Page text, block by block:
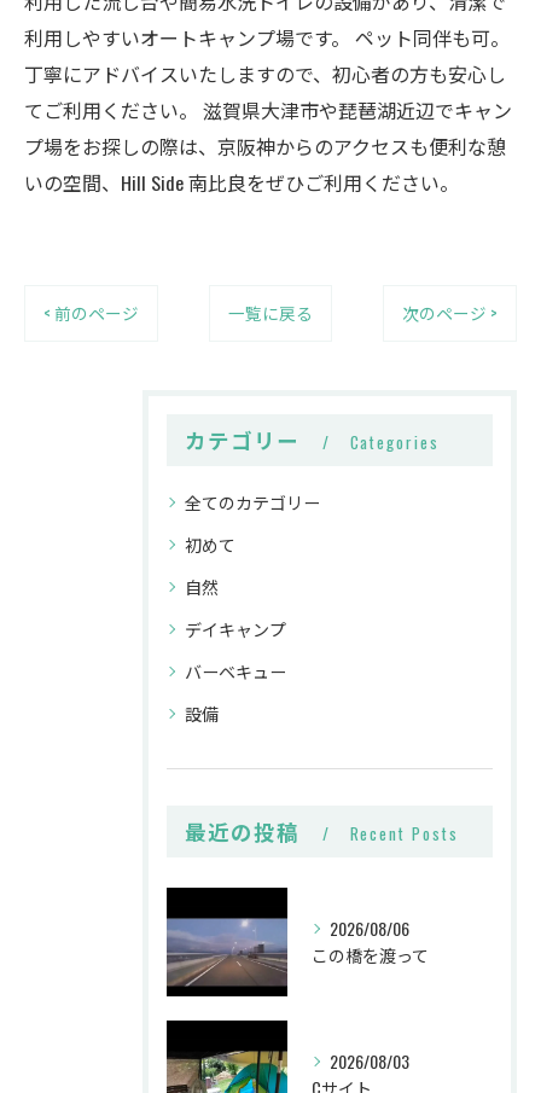
利用しやすいオートキャンプ場です。 ペット同伴も可。
丁寧にアドバイスいたしますので、初心者の方も安心し
てご利用ください。 滋賀県大津市や琵琶湖近辺でキャン
プ場をお探しの際は、京阪神からのアクセスも便利な憩
いの空間、Hill Side 南比良をぜひご利用ください。
< 前のページ 一覧に戻る 次のページ >
カテゴリー Categories
全てのカテゴリー
初めて
自然
デイキャンプ
バーベキュー
設備
最近の投稿 Recent Posts
2026/08/06
この橋を渡って
2026/08/03
Cサイト